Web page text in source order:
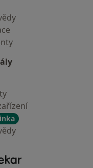
- Hlavní stránka